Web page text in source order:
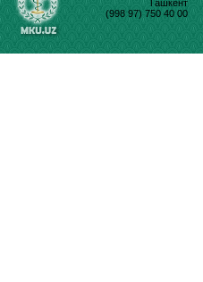
Ташкент
(998 97) 750 40 00